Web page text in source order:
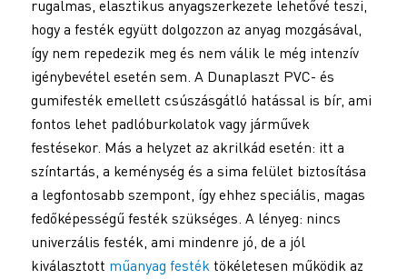
rugalmas, elasztikus anyagszerkezete lehetővé teszi,
hogy a festék együtt dolgozzon az anyag mozgásával,
így nem repedezik meg és nem válik le még intenzív
igénybevétel esetén sem. A Dunaplaszt PVC- és
gumifesték emellett csúszásgátló hatással is bír, ami
fontos lehet padlóburkolatok vagy járművek
festésekor. Más a helyzet az akrilkád esetén: itt a
színtartás, a keménység és a sima felület biztosítása
a legfontosabb szempont, így ehhez speciális, magas
fedőképességű festék szükséges. A lényeg: nincs
univerzális festék, ami mindenre jó, de a jól
kiválasztott műanyag festéktökéletesen működik az